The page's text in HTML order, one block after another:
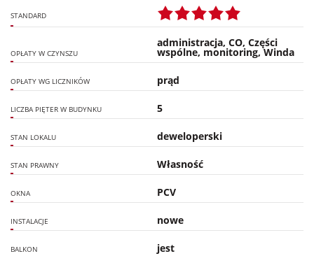
STANDARD
OPŁATY W CZYNSZU
administracja, CO, Części
wspólne, monitoring, Winda
OPŁATY WG LICZNIKÓW prąd
LICZBA PIĘTER W BUDYNKU 5
STAN LOKALU deweloperski
STAN PRAWNY Własność
OKNA PCV
INSTALACJE nowe
BALKON jest